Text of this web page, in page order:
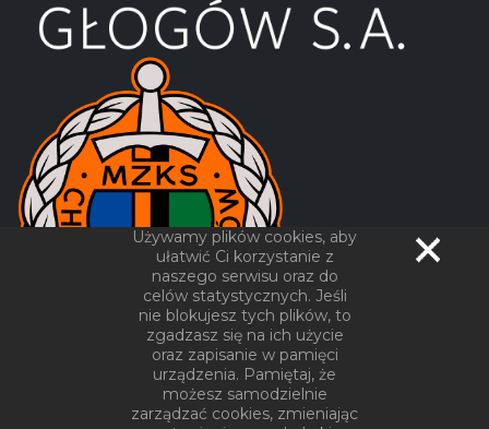
Używamy plików cookies, aby
ułatwić Ci korzystanie z
naszego serwisu oraz do
celów statystycznych. Jeśli
nie blokujesz tych plików, to
zgadzasz się na ich użycie
oraz zapisanie w pamięci
urządzenia. Pamiętaj, że
możesz samodzielnie
zarządzać cookies, zmieniając